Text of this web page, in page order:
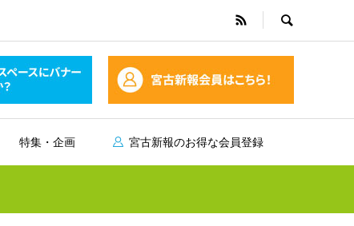
特集・企画 宮古新報のお得な会員登録